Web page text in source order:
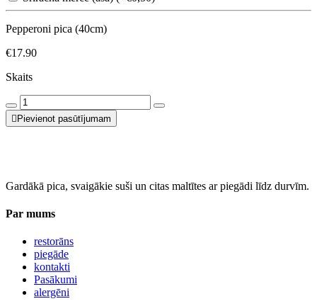
Pepperoni pica (40cm)
€17.90
Skaits
Pievienot pasūtījumam
Gardākā pica, svaigākie suši un citas maltītes ar piegādi līdz durvīm.
Par mums
restorāns
piegāde
kontakti
Pasākumi
alergēni